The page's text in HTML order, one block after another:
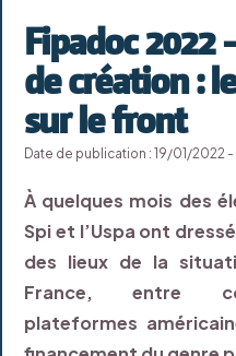
Fipadoc 2022
de création :
sur le front
Date de publication : 19/01/2022 -
À quelques mois des
Spi et l’Uspa ont
des lieux de la
France, entre
plateformes